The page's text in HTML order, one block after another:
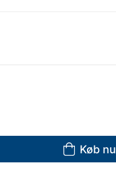
Køb nu